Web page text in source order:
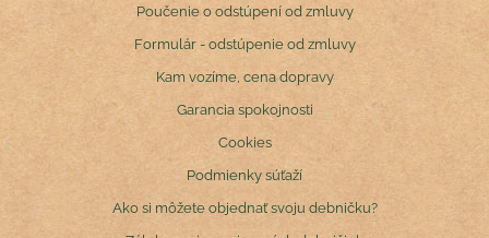
Poučenie o odstúpení od zmluvy
Formulár - odstúpenie od zmluvy
Kam vozíme, cena dopravy
Garancia spokojnosti
Cookies
Podmienky súťaží
Ako si môžete objednať svoju debničku?